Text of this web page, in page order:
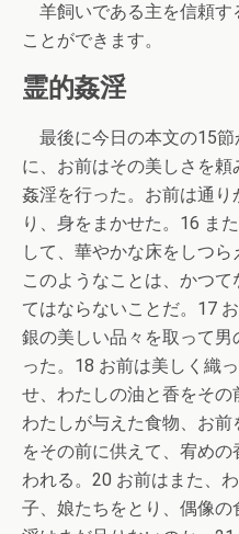
羊飼いである主を信頼す
ことができます。
霊的姦淫
最後に今日の本文の15節
に、お前はその美しさを
姦淫を行った。お前は通
り、身をまかせた。16 ま
して、華やかな床をしつら
このようなことは、かつ
てはならないことだ。17
銀の美しい品々を取って
った。18 お前は美しく織
せ、わたしの油と香をそ
わたしが与えた食物、お
をその前に供えて、宥め
われる。20 お前はまた、
子、娘たちをとり、偶像